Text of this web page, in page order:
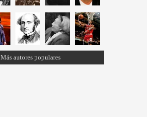
Más autores populares